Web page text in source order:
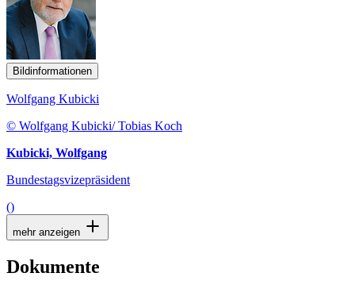
Bildinformationen
Wolfgang Kubicki
© Wolfgang Kubicki/ Tobias Koch
Kubicki, Wolfgang
Bundestagsvizepräsident
()
mehr anzeigen
Dokumente